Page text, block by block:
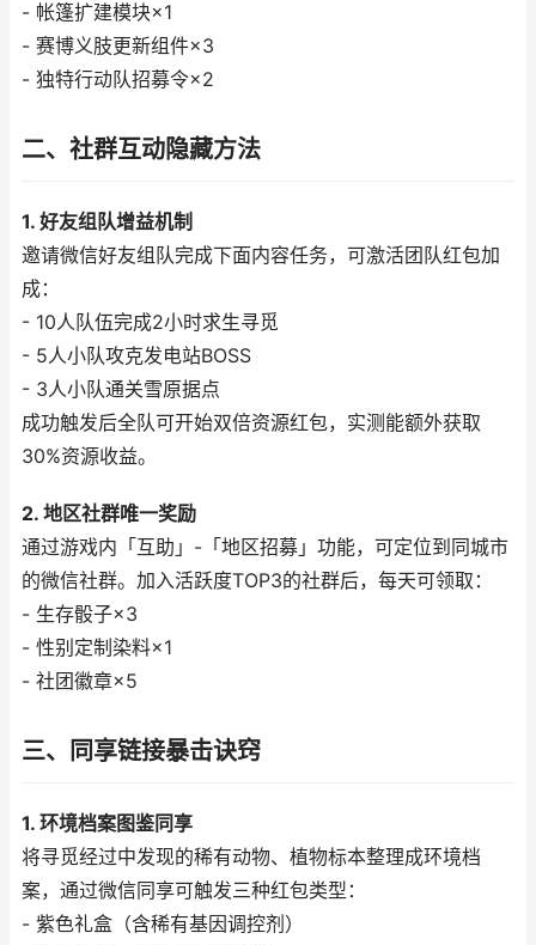
- 帐篷扩建模块×1
- 赛博义肢更新组件×3
- 独特行动队招募令×2
二、社群互动隐藏方法
1. 好友组队增益机制
邀请微信好友组队完成下面内容任务，可激活团队红包加
成：
- 10人队伍完成2小时求生寻觅
- 5人小队攻克发电站BOSS
- 3人小队通关雪原据点
成功触发后全队可开始双倍资源红包，实测能额外获取
30%资源收益。
2. 地区社群唯一奖励
通过游戏内「互助」-「地区招募」功能，可定位到同城市
的微信社群。加入活跃度TOP3的社群后，每天可领取：
- 生存骰子×3
- 性别定制染料×1
- 社团徽章×5
三、同享链接暴击诀窍
1. 环境档案图鉴同享
将寻觅经过中发现的稀有动物、植物标本整理成环境档
案，通过微信同享可触发三种红包类型：
- 紫色礼盒（含稀有基因调控剂）